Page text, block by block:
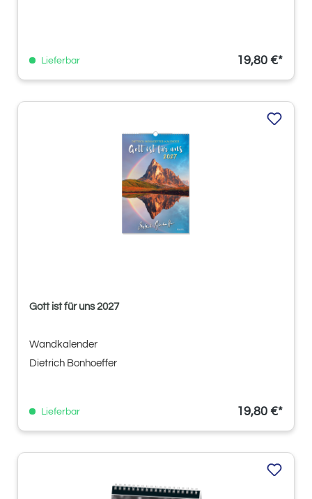
Lieferbar 19,80 €*
Gott ist für uns 2027
Wandkalender
Dietrich Bonhoeffer
Lieferbar 19,80 €*